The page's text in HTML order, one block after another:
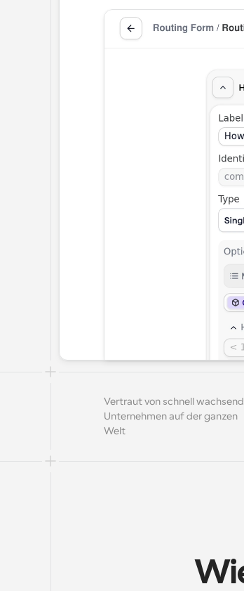
Vertraut von schnell
Unternehmen auf der ganzen
Welt